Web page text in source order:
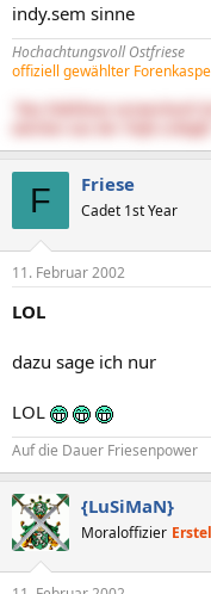
indy.sem sinne
Hochachtungsvoll Ostfriese
offiziell gewählter
"Das Publikum verwechselt
F Friese
Cadet 1st Year
11. Februar 2002
LOL
dazu sage ich nur
LOL
Auf die Dauer Friesenpower
{LuSiMaN}
Moraloffizier